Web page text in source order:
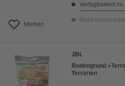
Merken
Verfügbarkeit im
Nicht online
JBL
Bodengrund
Terrarien